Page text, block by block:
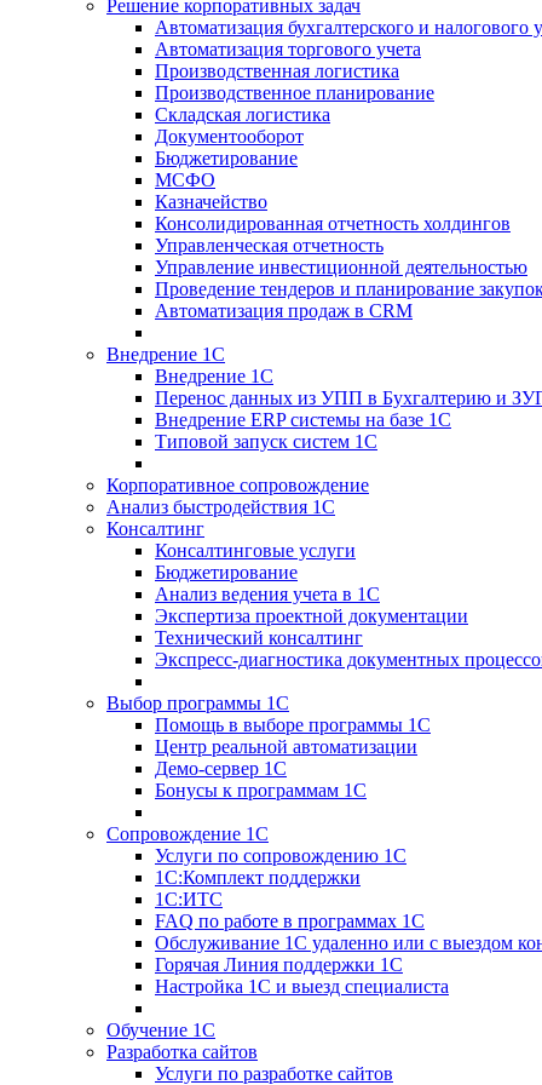
Решение корпоративных задач
Автоматизация бухгалтерского и налогового
Автоматизация торгового учета
Производственная логистика
Производственное планирование
Складская логистика
Документооборот
Бюджетирование
МСФО
Казначейство
Консолидированная отчетность холдингов
Управленческая отчетность
Управление инвестиционной деятельностью
Проведение тендеров и планирование
Автоматизация продаж в CRM
Внедрение 1С
Внедрение 1С
Перенос данных из УПП в Бухгалтерию и
Внедрение ERP системы на базе 1С
Типовой запуск систем 1С
Корпоративное сопровождение
Анализ быстродействия 1С
Консалтинг
Консалтинговые услуги
Бюджетирование
Анализ ведения учета в 1С
Экспертиза проектной документации
Технический консалтинг
Экспресс-диагностика документных
Выбор программы 1С
Помощь в выборе программы 1С
Центр реальной автоматизации
Демо-сервер 1С
Бонусы к программам 1С
Сопровождение 1С
Услуги по сопровождению 1С
1С:Комплект поддержки
1С:ИТС
FAQ по работе в программах 1С
Обслуживание 1С удаленно или с выездом
Горячая Линия поддержки 1С
Настройка 1С и выезд специалиста
Обучение 1С
Разработка сайтов
Услуги по разработке сайтов